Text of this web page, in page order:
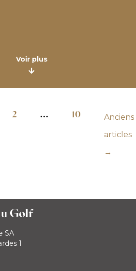
Voir plus
2 … 10
Anciens
articles
→
Golf
SA
1